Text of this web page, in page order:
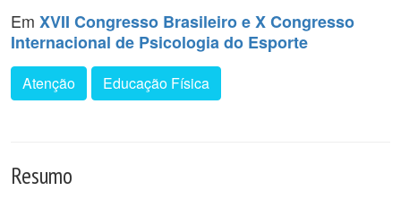
Em XVII Congresso Brasileiro e X Congresso
Internacional de Psicologia do Esporte
Atenção Educação Física
Resumo